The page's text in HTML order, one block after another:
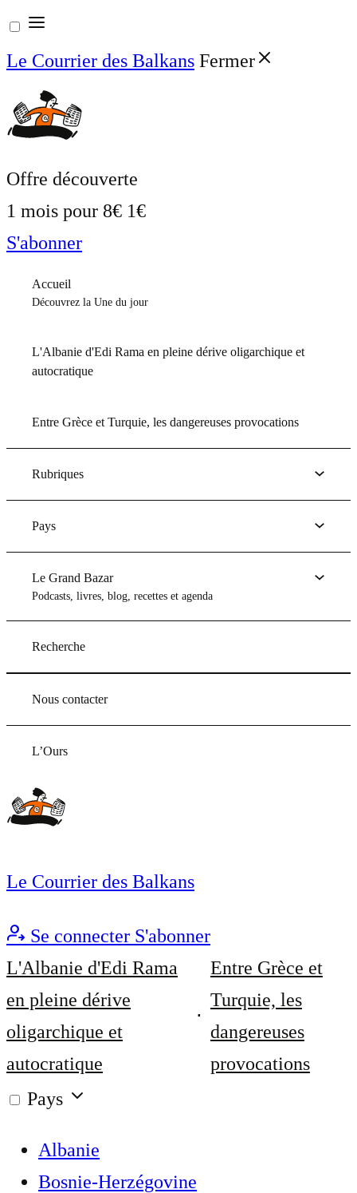
Aller
au
contenu
Le Courrier des Balkans Fermer
Offre découverte
1 mois pour 8€ 1€
S'abonner
Accueil
Découvrez la Une du jour
L'Albanie d'Edi Rama en pleine dérive oligarchique et
autocratique
Entre Grèce et Turquie, les dangereuses provocations
Rubriques
Pays
Le Grand Bazar
Podcasts, livres, blog, recettes et agenda
Recherche
Nous contacter
L’Ours
Le Courrier des Balkans
Se connecter S'abonner
L'Albanie d'Edi Rama
en pleine dérive
oligarchique et
autocratique
Entre Grèce et
Turquie, les
dangereuses
provocations
Pays
Albanie
Bosnie-Herzégovine